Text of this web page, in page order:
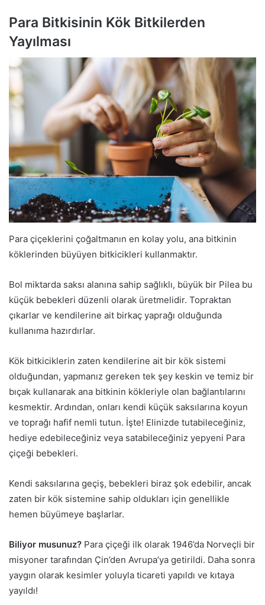
Para Bitkisinin Kök Bitkilerden
Yayılması
Para çiçeklerini çoğaltmanın en kolay yolu, ana bitkinin
köklerinden büyüyen bitkicikleri kullanmaktır.
Bol miktarda saksı alanına sahip sağlıklı, büyük bir Pilea bu
küçük bebekleri düzenli olarak üretmelidir. Topraktan
çıkarlar ve kendilerine ait birkaç yaprağı olduğunda
kullanıma hazırdırlar.
Kök bitkiciklerin zaten kendilerine ait bir kök sistemi
olduğundan, yapmanız gereken tek şey keskin ve temiz bir
bıçak kullanarak ana bitkinin kökleriyle olan bağlantılarını
kesmektir. Ardından, onları kendi küçük saksılarına koyun
ve toprağı hafif nemli tutun. İşte! Elinizde tutabileceğiniz,
hediye edebileceğiniz veya satabileceğiniz yepyeni Para
çiçeği bebekleri.
Kendi saksılarına geçiş, bebekleri biraz şok edebilir, ancak
zaten bir kök sistemine sahip oldukları için genellikle
hemen büyümeye başlarlar.
Biliyor musunuz? Para çiçeği ilk olarak 1946’da Norveçli bir
misyoner tarafından Çin’den Avrupa’ya getirildi. Daha sonra
yaygın olarak kesimler yoluyla ticareti yapıldı ve kıtaya
yayıldı!